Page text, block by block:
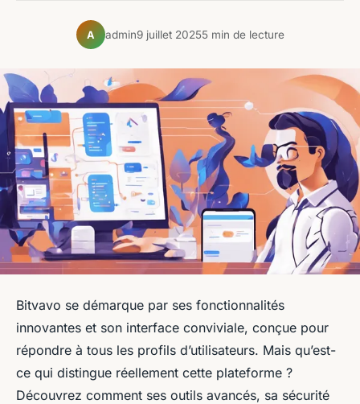
A admin9 juillet 20255 min de lecture
Bitvavo se démarque par ses fonctionnalités
innovantes et son interface conviviale, conçue pour
répondre à tous les profils d’utilisateurs. Mais qu’est-
ce qui distingue réellement cette plateforme ?
Découvrez comment ses outils avancés, sa sécurité